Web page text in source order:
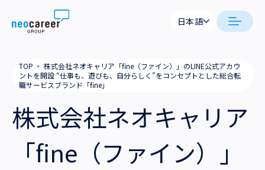
Skip to content
日本語
English
neocareer について
代表メッセージ
私たちの考え方
採用支援
就労支援
企業情報
会社概要
ニュース
日本語
English
TOP ▪ 株式会社ネオキャリア「fine（ファイン）」のLINE公式アカウ
ントを開設 “仕事も、遊びも、自分らしく”をコンセプトとした総合転
職サービスブランド「fine」
株式会社ネオキャリア
「fine（ファイン）」